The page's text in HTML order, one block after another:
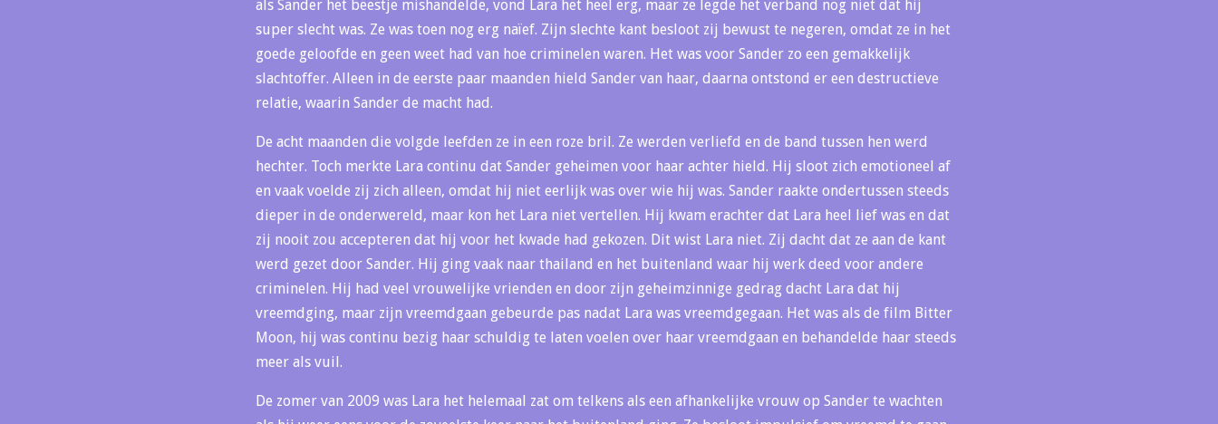
als Sander het beestje mishandelde, vond Lara het heel erg, maar ze legde het verband nog niet dat hij
super slecht was. Ze was toen nog erg naïef. Zijn slechte kant besloot zij bewust te negeren, omdat ze in het
goede geloofde en geen weet had van hoe criminelen waren. Het was voor Sander zo een gemakkelijk
slachtoffer. Alleen in de eerste paar maanden hield Sander van haar, daarna ontstond er een destructieve
relatie, waarin Sander de macht had.
De acht maanden die volgde leefden ze in een roze bril. Ze werden verliefd en de band tussen hen werd
hechter. Toch merkte Lara continu dat Sander geheimen voor haar achter hield. Hij sloot zich emotioneel af
en vaak voelde zij zich alleen, omdat hij niet eerlijk was over wie hij was. Sander raakte ondertussen steeds
dieper in de onderwereld, maar kon het Lara niet vertellen. Hij kwam erachter dat Lara heel lief was en dat
zij nooit zou accepteren dat hij voor het kwade had gekozen. Dit wist Lara niet. Zij dacht dat ze aan de kant
werd gezet door Sander. Hij ging vaak naar thailand en het buitenland waar hij werk deed voor andere
criminelen. Hij had veel vrouwelijke vrienden en door zijn geheimzinnige gedrag dacht Lara dat hij
vreemdging, maar zijn vreemdgaan gebeurde pas nadat Lara was vreemdgegaan. Het was als de film Bitter
Moon, hij was continu bezig haar schuldig te laten voelen over haar vreemdgaan en behandelde haar steeds
meer als vuil.
De zomer van 2009 was Lara het helemaal zat om telkens als een afhankelijke vrouw op Sander te wachten